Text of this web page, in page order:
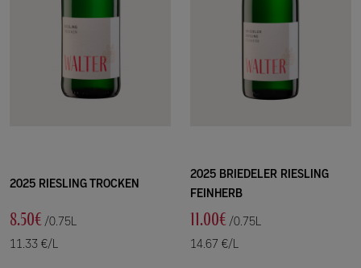
2025 RIESLING TROCKEN
8.50€ /0.75L
11.33 €/L
2025 BRIEDELER RIESLING
FEINHERB
11.00€ /0.75L
14.67 €/L